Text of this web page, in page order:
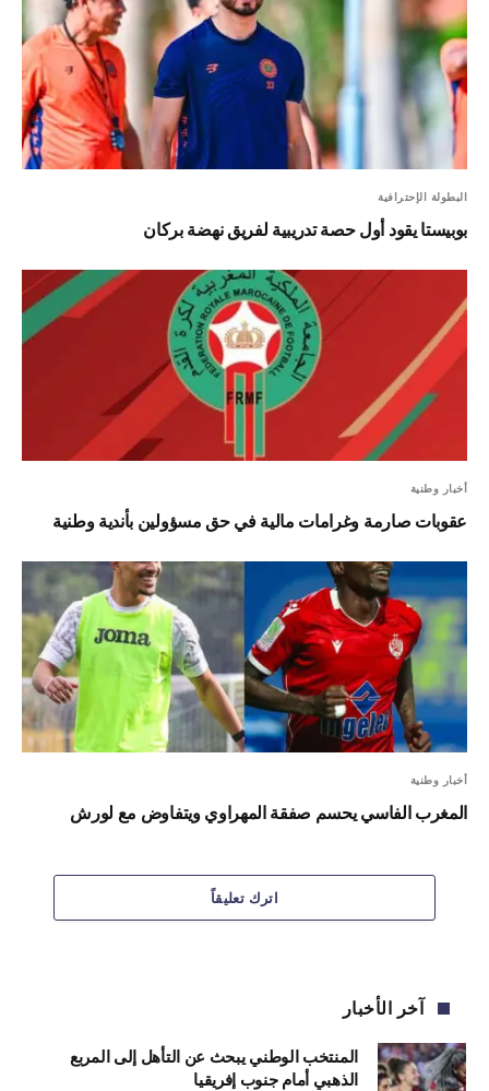
البطولة الإحترافية
بوبيستا يقود أول حصة تدريبية لفريق نهضة بركان
أخبار وطنية
عقوبات صارمة وغرامات مالية في حق مسؤولين بأندية وطنية
أخبار وطنية
المغرب الفاسي يحسم صفقة المهراوي ويتفاوض مع لورش
اترك تعليقاً
آخر الأخبار
المنتخب الوطني يبحث عن التأهل إلى المربع
الذهبي أمام جنوب إفريقيا